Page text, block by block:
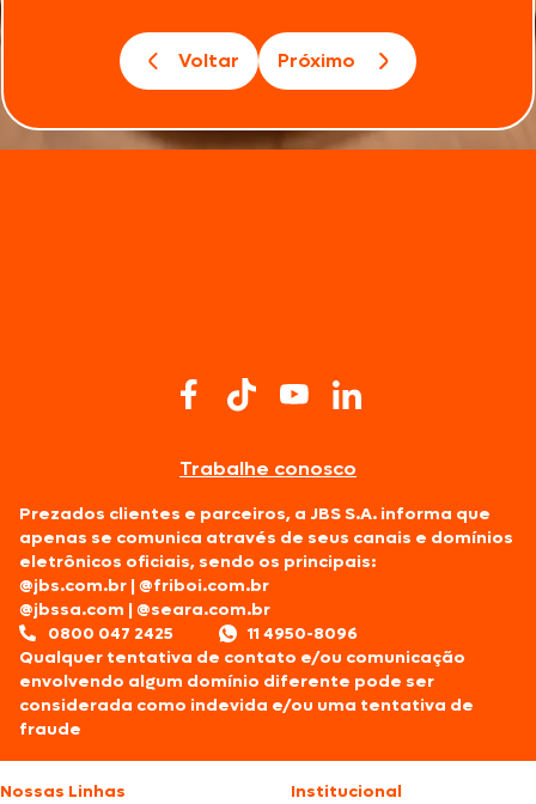
Voltar Próximo
Trabalhe conosco
Prezados clientes e parceiros, a JBS S.A. informa que
apenas se comunica através de seus canais e domínios
eletrônicos oficiais, sendo os principais:
@jbs.com.br |@friboi.com.br
@jbssa.com |@seara.com.br
0800 047 2425
11 4950-8096
Qualquer tentativa de contato e/ou comunicação
envolvendo algum domínio diferente pode ser
considerada como indevida e/ou uma tentativa de
fraude
Nossas Linhas
Institucional